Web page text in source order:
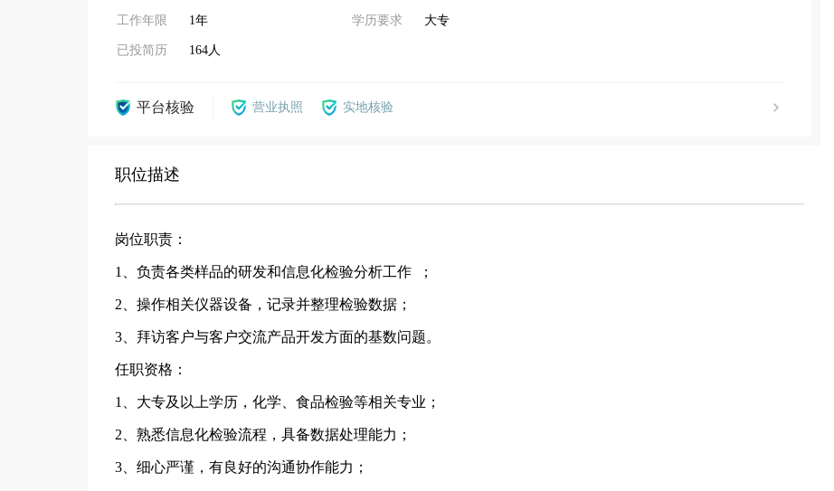
工作年限 1年
已投简历 164人
学历要求 大专
平台核验 营业执照 实地核验
职位描述
岗位职责：
1、负责各类样品的研发和信息化检验分析工作 ；
2、操作相关仪器设备，记录并整理检验数据；
3、拜访客户与客户交流产品开发方面的基数问题。
任职资格：
1、大专及以上学历，化学、食品检验等相关专业；
2、熟悉信息化检验流程，具备数据处理能力；
3、细心严谨，有良好的沟通协作能力；